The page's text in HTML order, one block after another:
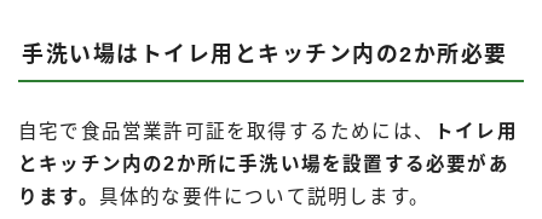
手洗い場はトイレ用とキッチン内の2か所必要
自宅で食品営業許可証を取得するためには、
トイレ用
とキッチン内の2か所に手洗い場を設置する必要があ
ります。 具体的な要件について説明します。